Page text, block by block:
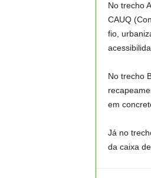
No trecho
CAUQ
fio,
No trecho
em
Já no
da caixa